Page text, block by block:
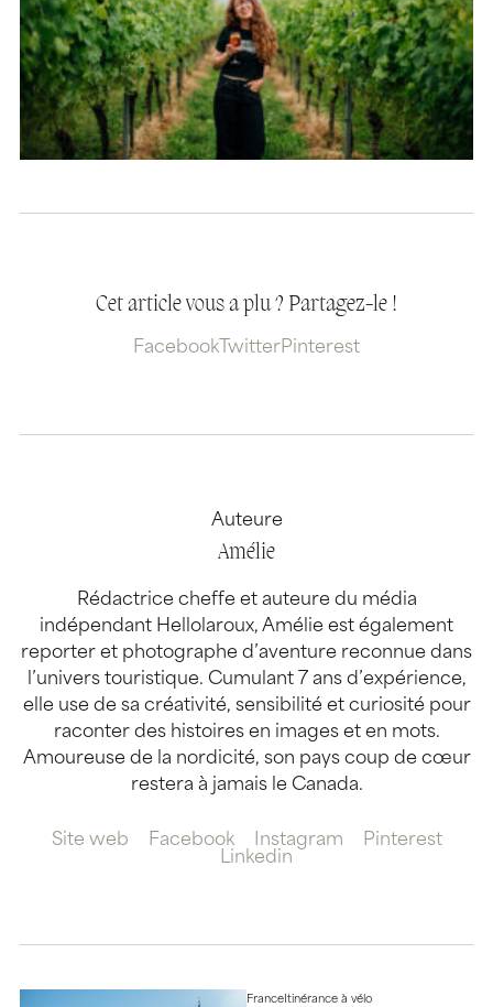
Cet article vous a plu ? Partagez-le !
Facebook TwitterPinterest
Auteure
Amélie
Rédactrice cheffe et auteure du média
indépendant Hellolaroux, Amélie est également
reporter et photographe d’aventure reconnue dans
l’univers touristique. Cumulant 7 ans d’expérience,
elle use de sa créativité, sensibilité et curiosité pour
raconter des histoires en images et en mots.
Amoureuse de la nordicité, son pays coup de cœur
restera à jamais le Canada.
Site web Facebook Instagram
Pinterest
Linkedin
FranceItinérance à vélo